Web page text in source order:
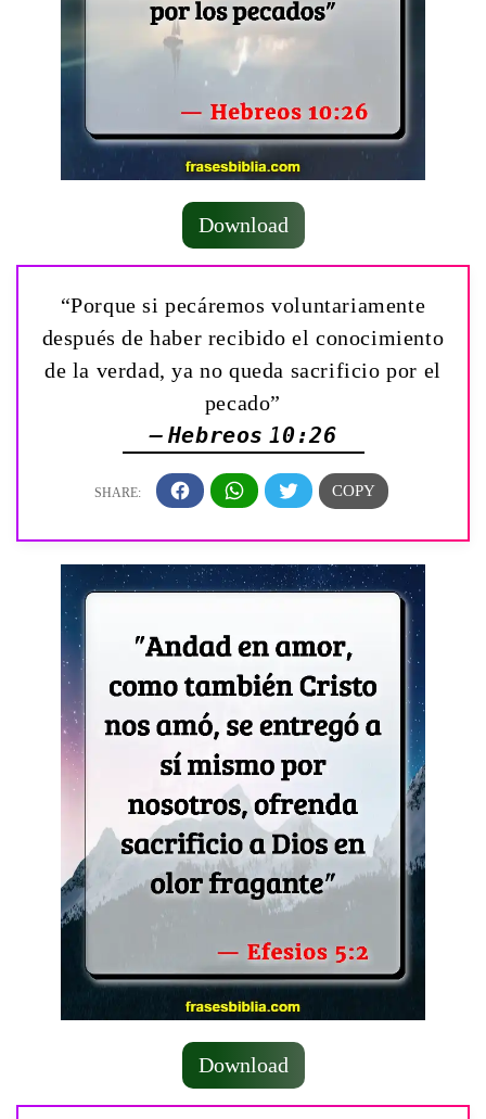
Download
“Porque si pecáremos voluntariamente
después de haber recibido el conocimiento
de la verdad, ya no queda sacrificio por el
pecado”
— Hebreos 10:26
Download